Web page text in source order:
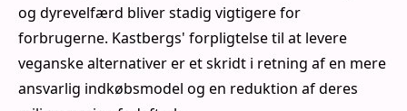
og dyrevelfærd bliver stadig vigtigere for
forbrugerne. Kastbergs' forpligtelse til at levere
veganske alternativer er et skridt i retning af en mere
ansvarlig indkøbsmodel og en reduktion af deres